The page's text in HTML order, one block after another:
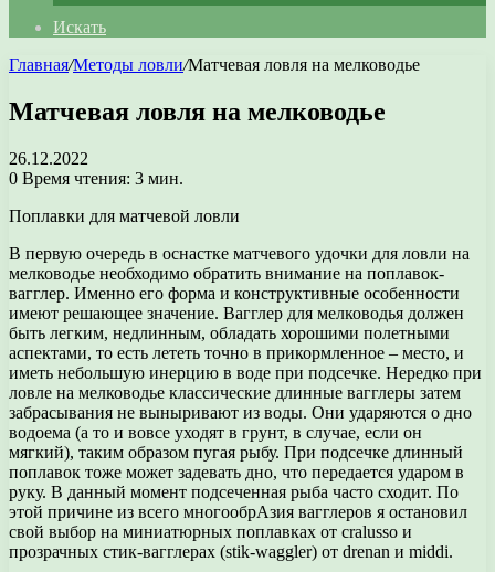
Искать
Главная/Методы ловли/Матчевая ловля на мелководье
Матчевая ловля на мелководье
26.12.2022
0 Время чтения: 3 мин.
Поплавки для матчевой ловли
В первую очередь в оснастке матчевого удочки для ловли на
мелководье необходимо обратить внимание на поплавок-
вагглер. Именно его форма и конструктивные особенности
имеют решающее значение. Вагглер для мелководья должен
быть легким, недлинным, обладать хорошими полетными
аспектами, то есть лететь точно в прикормленное – место, и
иметь небольшую инерцию в воде при подсечке. Нередко при
ловле на мелководье классические длинные вагглеры затем
забрасывания не выныривают из воды. Они ударяются о дно
водоема (а то и вовсе уходят в грунт, в случае, если он
мягкий), таким образом пугая рыбу. При подсечке длинный
поплавок тоже может задевать дно, что передается ударом в
руку. В данный момент подсеченная рыба часто сходит. По
этой причине из всего многообрАзия вагглеров я остановил
свой выбор на миниатюрных поплавках от cralusso и
прозрачных стик-вагглерах (stik-waggler) от drenan и middi.